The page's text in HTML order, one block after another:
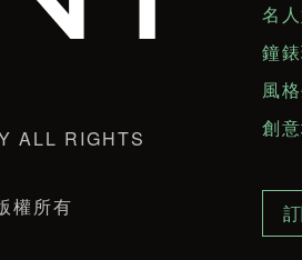
ALL RIGHTS
權所有
名
鐘
風
創